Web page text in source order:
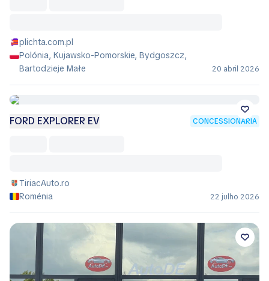
plichta.com.pl
Polónia, Kujawsko-Pomorskie, Bydgoszcz,
Bartodzieje Małe
20 abril 2026
FORD EXPLORER EV CONCESSIONÁRIA
TiriacAuto.ro
Roménia
22 julho 2026